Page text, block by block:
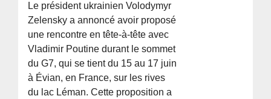
Le président ukrainien Volodymyr
Zelensky a annoncé avoir proposé
une rencontre en tête-à-tête avec
Vladimir Poutine durant le sommet
du G7, qui se tient du 15 au 17 juin
à Évian, en France, sur les rives
du lac Léman. Cette proposition a